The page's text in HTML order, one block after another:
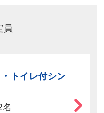
員
トイレ付シン
名